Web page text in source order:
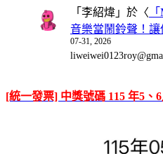
「 李紹煒 」於〈
音樂當鬧鈴聲！
07-31, 2026
[統一發票] 中獎號碼 115 年5、6